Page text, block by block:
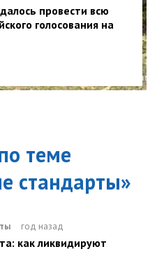
провести всю
голосования на
теме
стандарты»
год назад
как ликвидируют